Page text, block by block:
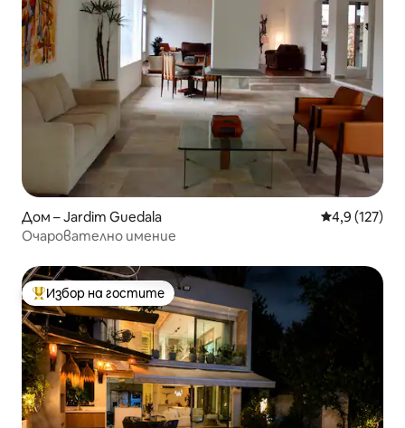
Дом – Jardim Guedala Средна
4,9 (127)
Очарователно имение
Най-популярен избор на гостите
Избор на гостите